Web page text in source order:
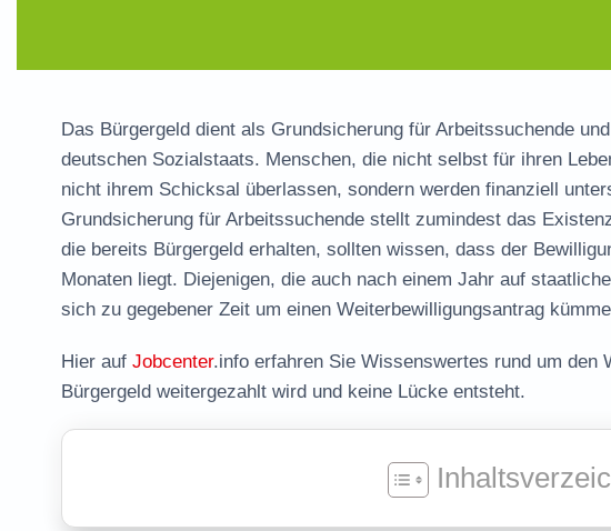
Das Bürgergeld dient als Grundsicherung für Arbeitssuchende
deutschen Sozialstaats. Menschen, die nicht selbst für ihren
nicht ihrem Schicksal überlassen, sondern werden finanziell
Grundsicherung für Arbeitssuchende stellt zumindest das
die bereits Bürgergeld erhalten, sollten wissen, dass der
Monaten liegt. Diejenigen, die auch nach einem Jahr auf
sich zu gegebener Zeit um einen Weiterbewilligungsantrag
Hier auf Jobcenter.info erfahren Sie Wissenswertes rund um den
Bürgergeld weitergezahlt wird und keine Lücke entsteht.